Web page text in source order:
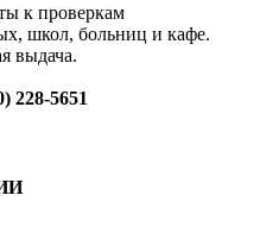
к проверкам
школ, больниц и кафе.
выдача.
228-5651